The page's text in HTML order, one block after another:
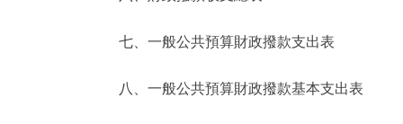
ENGLISH
七、一般公共預算財政撥款支出表
八、一般公共預算財政撥款基本支出表